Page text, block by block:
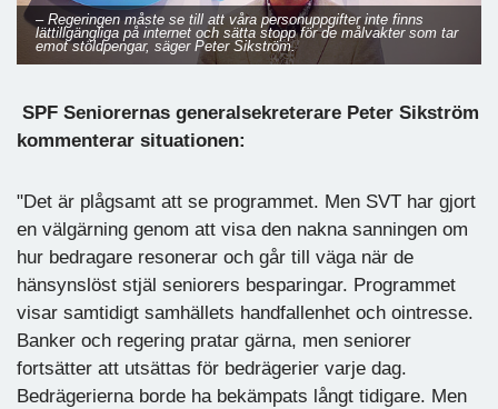
– Regeringen måste se till att våra personuppgifter inte finns
lättillgängliga på internet och sätta stopp för de målvakter som tar
emot stöldpengar, säger Peter Sikström.
SPF Seniorernas generalsekreterare Peter Sikström
kommenterar situationen:
"Det är plågsamt att se programmet. Men SVT har gjort
en välgärning genom att visa den nakna sanningen om
hur bedragare resonerar och går till väga när de
hänsynslöst stjäl seniorers besparingar. Programmet
visar samtidigt samhällets handfallenhet och ointresse.
Banker och regering pratar gärna, men seniorer
fortsätter att utsättas för bedrägerier varje dag.
Bedrägerierna borde ha bekämpats långt tidigare. Men